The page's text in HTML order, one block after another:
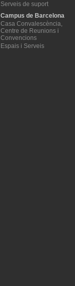
Serveis de suport
Campus de Barcelona
Casa Convalescència,
Centre de Reunions i
Convencions
Espais i Serveis